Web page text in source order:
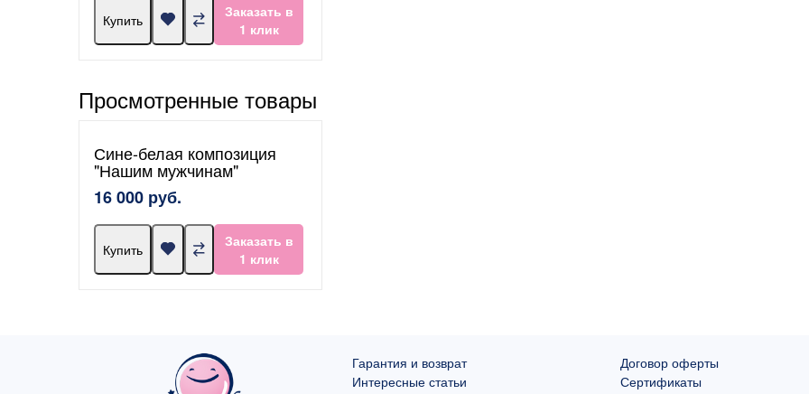
Купить
Заказать в
1 клик
Просмотренные товары
Сине-белая композиция
"Нашим мужчинам"
16 000 руб.
Купить
Заказать в
1 клик
Гарантия и возврат
Интересные статьи
Договор оферты
Сертификаты